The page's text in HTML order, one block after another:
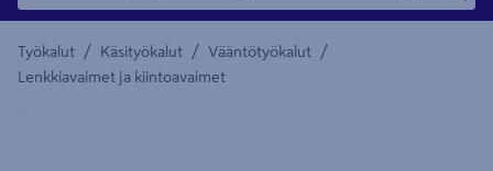
Työkalut / Käsityökalut / Vääntötyökalut /
Lenkkiavaimet ja kiintoavaimet
Yksityiskohtainen kuvaus löytyy Tuotteen kuvaus -